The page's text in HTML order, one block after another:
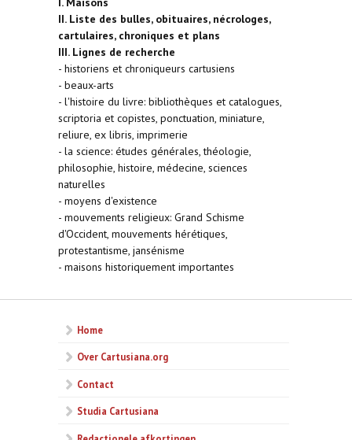
II. Liste des bulles, obituaires, nécrologes,
cartulaires, chroniques et plans
III. Lignes de recherche
- historiens et chroniqueurs cartusiens
- beaux-arts
- l'histoire du livre: bibliothèques et catalogues,
scriptoria et copistes, ponctuation, miniature,
reliure, ex libris, imprimerie
- la science: études générales, théologie,
philosophie, histoire, médecine, sciences
naturelles
- moyens d'existence
- mouvements religieux: Grand Schisme
d'Occident, mouvements hérétiques,
protestantisme, jansénisme
- maisons historiquement importantes
Home
Over Cartusiana.org
Contact
Studia Cartusiana